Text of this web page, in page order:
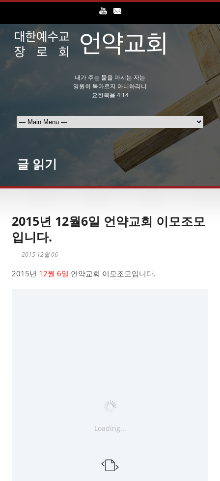
내가 주는 물을 마시는 자는
영원히 목마르지 아니하리니
요한복음 4:14
글 읽기
2015년 12월6일 언약교회 이모조모
입니다.
2015 12월 06
2015년 12월 6일 언약교회 이모조모입니다.
Loading...